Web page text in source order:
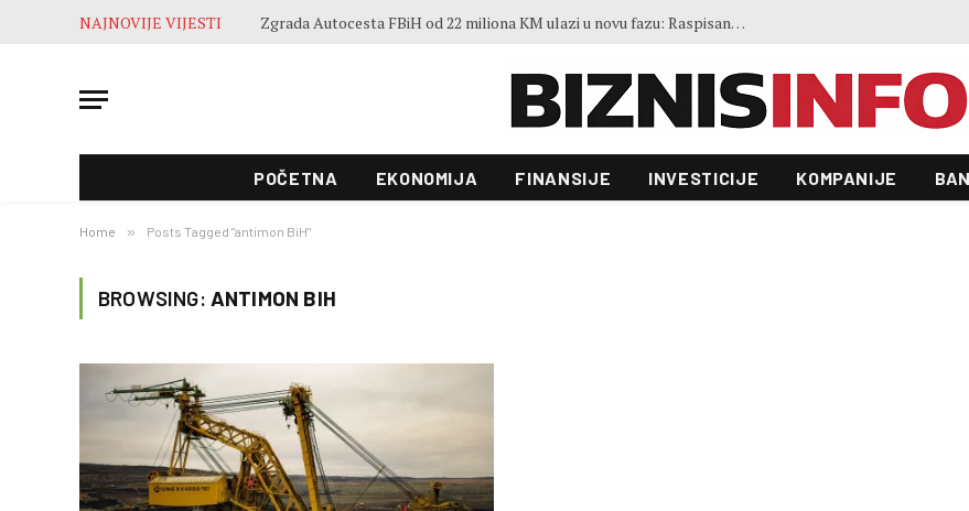
NAJNOVIJE VIJESTI
POČETNA EKONOMIJA FINANSIJE INVESTICIJE KOMPANIJE
Home » Posts Tagged "antimon BiH"
BROWSING: ANTIMON BIH